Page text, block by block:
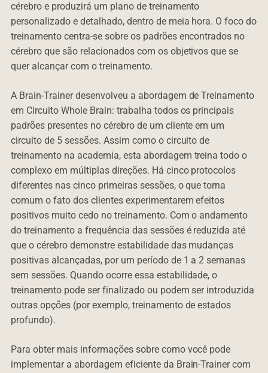
cérebro e produzirá um plano de treinamento
personalizado e detalhado, dentro de meia hora. O foco do
treinamento centra-se sobre os padrões encontrados no
cérebro que são relacionados com os objetivos que se
quer alcançar com o treinamento.
A Brain-Trainer desenvolveu a abordagem de Treinamento
em Circuito Whole Brain: trabalha todos os principais
padrões presentes no cérebro de um cliente em um
circuito de 5 sessões. Assim como o circuito de
treinamento na academia, esta abordagem treina todo o
complexo em múltiplas direções. Há cinco protocolos
diferentes nas cinco primeiras sessões, o que torna
comum o fato dos clientes experimentarem efeitos
positivos muito cedo no treinamento. Com o andamento
do treinamento a frequência das sessões é reduzida até
que o cérebro demonstre estabilidade das mudanças
positivas alcançadas, por um período de 1 a 2 semanas
sem sessões. Quando ocorre essa estabilidade, o
treinamento pode ser finalizado ou podem ser introduzida
outras opções (por exemplo, treinamento de estados
profundo).
Para obter mais informações sobre como você pode
implementar a abordagem eficiente da Brain-Trainer com